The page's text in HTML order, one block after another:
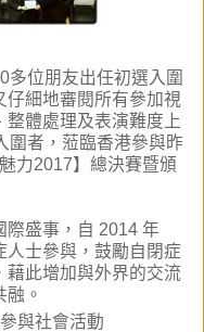
多位朋友出任初選入圍
細地審閱所有參加視
體處理及表演難度上
圍者，蒞臨香港參與昨
力2017】 總決賽暨頒
際盛事，自 2014 年
人士參與，鼓勵自閉症
藉此增加與外界的交流
。
與社會活動